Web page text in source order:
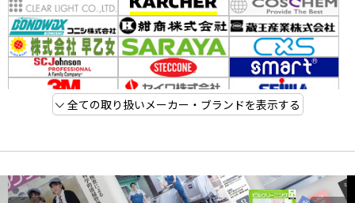
全ての取り扱いメーカー・ブランドを表示する